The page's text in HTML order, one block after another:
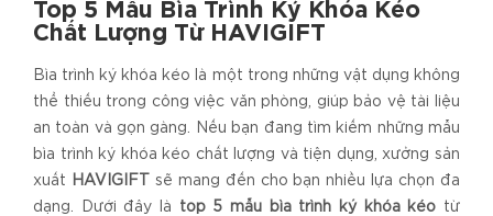
Top 5 Mẫu Bìa Trình Ký Khóa Kéo
Chất Lượng Từ HAVIGIFT
Bìa trình ký khóa kéo là một trong những vật dụng không
thể thiếu trong công việc văn phòng, giúp bảo vệ tài liệu
an toàn và gọn gàng. Nếu bạn đang tìm kiếm những mẫu
bìa trình ký khóa kéo chất lượng và tiện dụng, xưởng sản
xuất
HAVIGIFT
sẽ mang đến cho bạn nhiều lựa chọn đa
dạng. Dưới đây là
top 5 mẫu bìa trình ký khóa kéo từ